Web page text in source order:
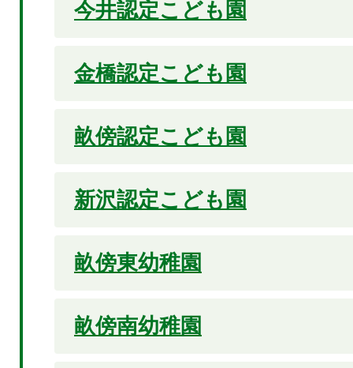
今井認定こども園
金橋認定こども園
畝傍認定こども園
新沢認定こども園
畝傍東幼稚園
畝傍南幼稚園